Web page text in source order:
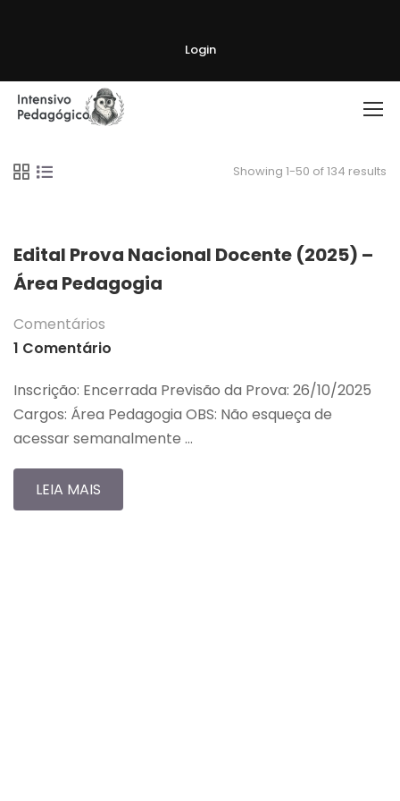
Login
Showing 1-50 of 134 results
Edital Prova Nacional Docente (2025) –
Área Pedagogia
Comentários
1 Comentário
Inscrição: Encerrada Previsão da Prova: 26/10/2025
Cargos: Área Pedagogia OBS: Não esqueça de
acessar semanalmente …
LEIA MAIS